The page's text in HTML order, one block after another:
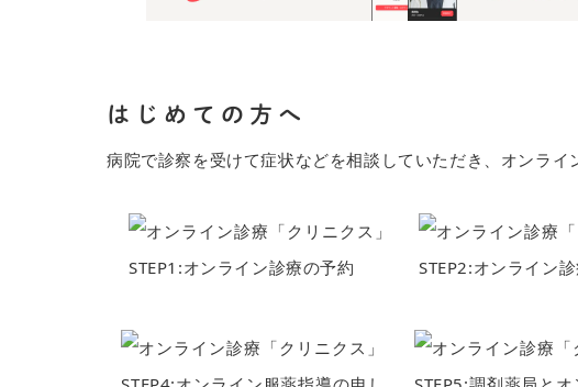
はじめての方へ
病院で診察を受けて症状などを相談していただき、オンライ